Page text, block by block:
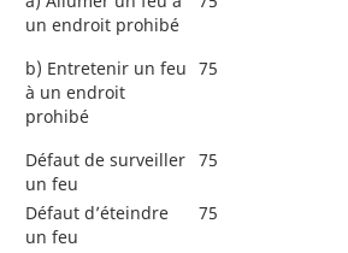
un endroit prohibé
b) Entretenir un feu
à un endroit
prohibé
75
Défaut de surveiller
un feu
75
Défaut d’éteindre
un feu
75